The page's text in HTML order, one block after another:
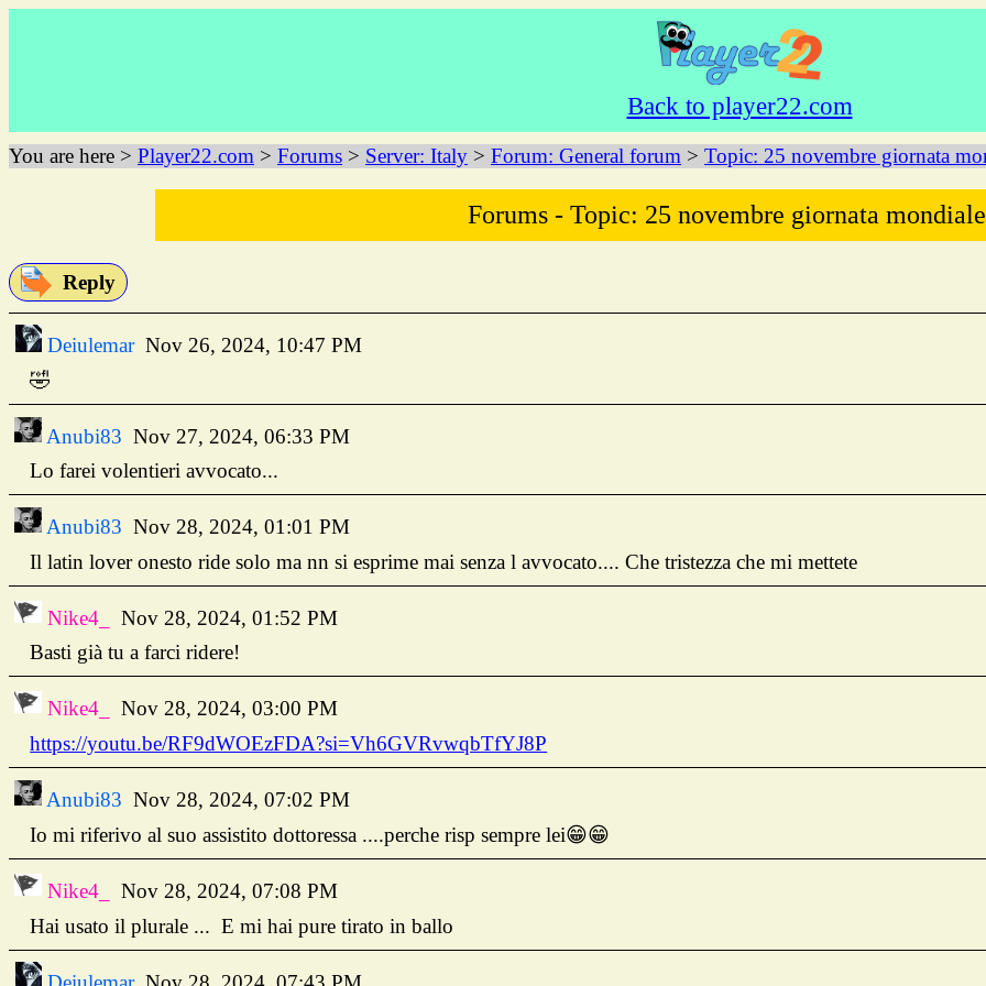
Back to player22.com
You are here > Player22.com > Forums > Server: Italy > Forum: General forum > Topic: 25 novembre giornata
Forums - Topic: 25 novembre giornata
Reply
Deiulemar Nov 26, 2024, 10:47 PM
🤣
Anubi83 Nov 27, 2024, 06:33 PM
Lo farei volentieri avvocato...
Anubi83 Nov 28, 2024, 01:01 PM
Il latin lover onesto ride solo ma nn si esprime mai senza l avvocato.... Che tristezza che mi mettete
Nike4_
Nov 28, 2024, 01:52 PM
Basti già tu a farci ridere!
Nike4_
Nov 28, 2024, 03:00 PM
https://youtu.be/RF9dWOEzFDA?si=Vh6GVRvwqbTfYJ8P
Anubi83 Nov 28, 2024, 07:02 PM
Io mi riferivo al suo assistito dottoressa ....perche risp sempre lei😁😁
Nike4_
Nov 28, 2024, 07:08 PM
Hai usato il plurale ... E mi hai pure tirato in ballo